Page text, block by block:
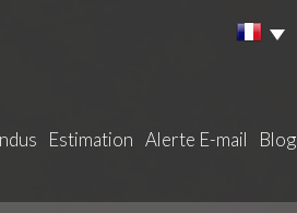
Estimation Alerte E-mail Blog